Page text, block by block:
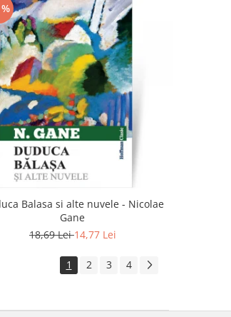
Balasa si alte nuvele - Nicolae
Gane
18,69 Lei14,77 Lei
1 2 3 4